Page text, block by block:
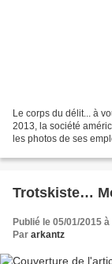
Le corps du délit... à
2013, la société
les photos de ses
Trotskiste…
Publié le 05/01/2015
Par arkantz